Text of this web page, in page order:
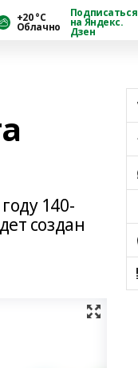
+20 °С
Облачно
Подписаться
на Яндекс.
Дзен
140-
создан